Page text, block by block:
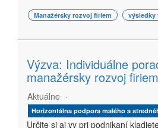
Manažérsky rozvoj firiem výsledky
Výzva: Individuálne
manažérsky rozvoj firiem
Aktuálne
Horizontálna podpora malého a
Určite si aj vy pri podnikaní